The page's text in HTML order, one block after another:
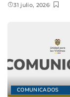
31 julio, 2026
COMUNICADOS